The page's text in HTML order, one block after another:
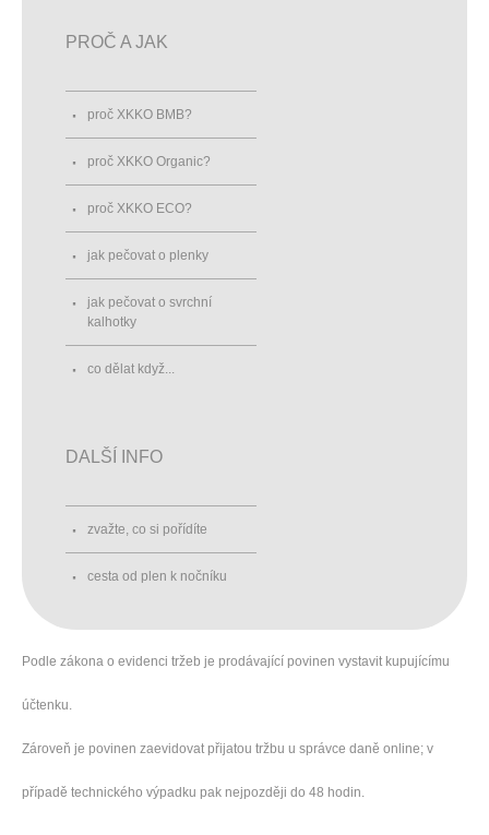
PROČ A JAK
proč XKKO BMB?
proč XKKO Organic?
proč XKKO ECO?
jak pečovat o plenky
jak pečovat o svrchní
kalhotky
co dělat když...
DALŠÍ INFO
zvažte, co si pořídíte
cesta od plen k nočníku
Podle zákona o evidenci tržeb je prodávající povinen vystavit kupujícímu
účtenku.
Zároveň je povinen zaevidovat přijatou tržbu u správce daně online; v
případě technického výpadku pak nejpozději do 48 hodin.